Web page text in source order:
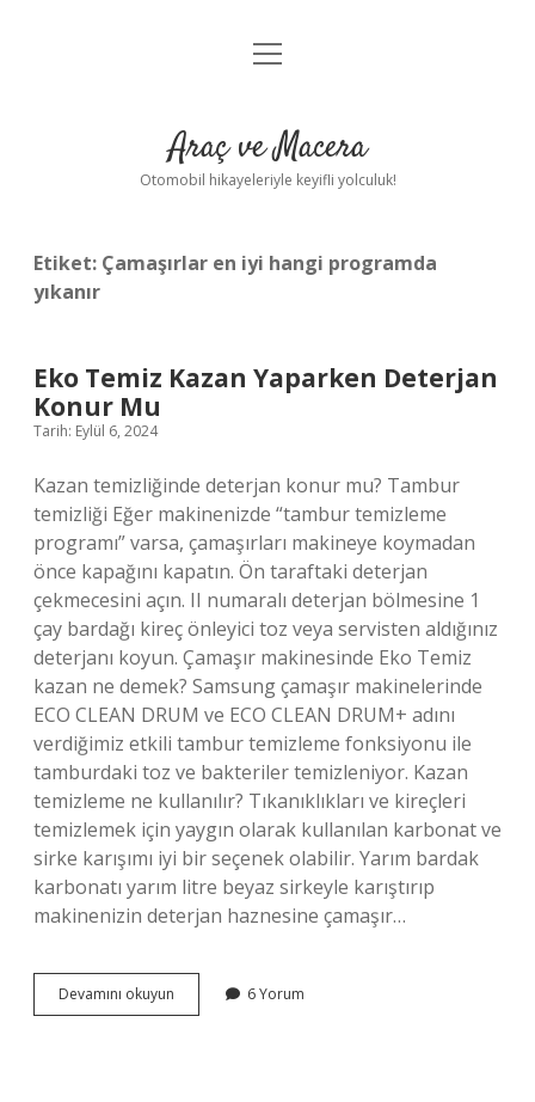
Anasayfa
Yasal Uyarı
menüyü
Araç ve Macera
Otomobil hikayeleriyle keyifli yolculuk!
Etiket: Çamaşırlar en iyi hangi programda
yıkanır
Eko Temiz Kazan Yaparken Deterjan
Konur Mu
Tarih: Eylül 6, 2024
Kazan temizliğinde deterjan konur mu? Tambur
temizliği Eğer makinenizde “tambur temizleme
programı” varsa, çamaşırları makineye koymadan
önce kapağını kapatın. Ön taraftaki deterjan
çekmecesini açın. II numaralı deterjan bölmesine 1
çay bardağı kireç önleyici toz veya servisten aldığınız
deterjanı koyun. Çamaşır makinesinde Eko Temiz
kazan ne demek? Samsung çamaşır makinelerinde
ECO CLEAN DRUM ve ECO CLEAN DRUM+ adını
verdiğimiz etkili tambur temizleme fonksiyonu ile
tamburdaki toz ve bakteriler temizleniyor. Kazan
temizleme ne kullanılır? Tıkanıklıkları ve kireçleri
temizlemek için yaygın olarak kullanılan karbonat ve
sirke karışımı iyi bir seçenek olabilir. Yarım bardak
karbonatı yarım litre beyaz sirkeyle karıştırıp
makinenizin deterjan haznesine çamaşır…
Devamını okuyun
Temiz
6 Yorum